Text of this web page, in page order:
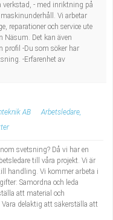
verkstad, - med inriktning på
Vi arbetar
reparationer och service ute
Näsum. Det kan även
profil -Du som söker har
-Erfarenhet av
AB
Arbetsledare,
svetsning? Då vi har en
till våra projekt. Vi är
handling. Vi kommer arbeta i
Samordna och leda
att material och
delaktig att säkerställa att